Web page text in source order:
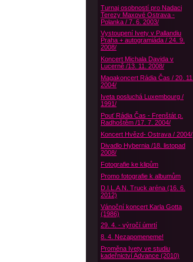
Turnaj osobností pro Nadaci
Terezy Maxové Ostrava -
Polanka / 7. 6. 2003/
Vystoupení Ivety v Pallandiu
Praha + autogramiáda / 24. 9.
2008/
Koncert Michala Davida v
Lucerně /13. 11. 2008/
Magakoncert Rádia Čas / 20. 11.
2004/
Iveta posluchá Luxembourg /
1991/
Pouť Rádia Čas - Frenštát p.
Radhoštěm /17. 7. 2004/
Koncert Hvězd- Ostrava / 2004/
Divadlo Hybernia /18. listopad
2008/
Fotografie ke klipům
Promo fotografie k albumům
D.I.L.A.N. Truck aréna (16. 6.
2012)
Vánoční koncert Karla Gotta
(1986)
29. 4. - výročí úmrtí
8. 4. Nezapomeneme!
Proměna Ivety ve studiu
kadeřnictví Advance (2010)